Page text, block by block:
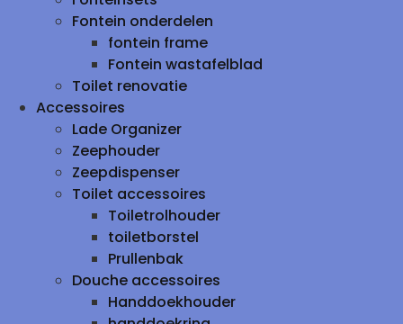
Fontein onderdelen
fontein frame
Fontein wastafelblad
Toilet renovatie
Accessoires
Lade Organizer
Zeephouder
Zeepdispenser
Toilet accessoires
Toiletrolhouder
toiletborstel
Prullenbak
Douche accessoires
Handdoekhouder